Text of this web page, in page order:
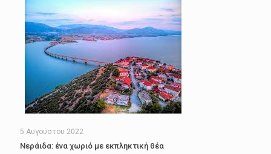
5 Αυγούστου 2022
Νεράιδα: ένα χωριό με εκπληκτική θέα